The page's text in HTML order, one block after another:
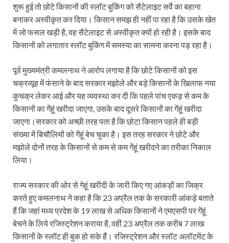
शुरू हुई तो छोटे किसानों की स्‍लॉट बुकिंग को सैटेलाइट सर्वे का बहाना
बनाकर अस्‍वीकृत कर दिया। किसान समझ ही नहीं पा रहा है कि उसके खेत
में जो फसल खड़ी है, वह सैटेलाइट से अस्‍वीकृत क्‍यों हो रही है। इसके बाद
किसानों को लगातार स्‍लॉट बुकिंग में समस्‍या का सामना करना पड़ रहा है।
पूर्व मुख्यमंत्री कमलनाथ ने आरोप लगाया है कि छोटे किसानों को इस
चक्रव्‍यूह में फंसाने के बाद सरकार मझोले और बड़े किसानों के खिलाफ नया
कुचक्र लेकर आई और यह व्‍यवस्‍था कर दी कि पहले पांच एकड़ से कम के
किसानों का गेंहूं खरीदा जाएगा, उसके बाद दूसरे किसानों का गेंहूं खरीदा
जाएगा।सरकार को अच्‍छी तरह पता है कि छोटा किसान पहले ही बड़ी
संख्‍या में बिचौलियों को गेंहूं बेच चुका है। इस तरह सरकार ने छोटे और
मझोले दोनों तरह के किसानों से कम से कम गेंहूं खरीदने का तरीका निकाल
लिया।
राज्य सरकार की ओर से गेहूं खरीदी के जारी किए गए आंकड़ों का जिक्र
करते हुए कमलनाथ ने कहा है कि 23 अप्रैल तक के सरकारी आंकड़े बताते
हैं कि जहां मध्‍य प्रदेश के 19 लाख से अधिक किसानों ने एमएसपी पर गेंहूं
बेचने के लिये रजिस्‍ट्रेशन कराया है, वहीं 23 अप्रैल तक करीब 7 लाख
किसानों के स्‍लॉट ही बुक हो सके हैं। रजिस्‍ट्रेशन और स्‍लॉट अलॉटमेंट के